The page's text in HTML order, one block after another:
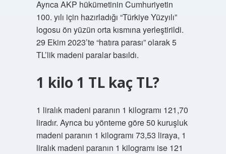
Ayrıca AKP hükümetinin Cumhuriyetin
100. yılı için hazırladığı “Türkiye Yüzyılı”
logosu ön yüzün orta kısmına yerleştirildi.
29 Ekim 2023’te “hatıra parası” olarak 5
TL’lik madeni paralar basıldı.
1 kilo 1 TL kaç TL?
1 liralık madeni paranın 1 kilogramı 121,70
liradır. Ayrıca bu yönteme göre 50 kuruşluk
madeni paranın 1 kilogramı 73,53 liraya, 1
liralık madeni paranın 1 kilogramı ise 121